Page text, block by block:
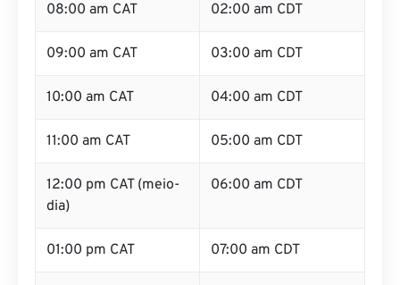
08:00 am CAT 02:00 am CDT
09:00 am CAT 03:00 am CDT
10:00 am CAT 04:00 am CDT
11:00 am CAT 05:00 am CDT
12:00 pm CAT (meio-
dia)
06:00 am CDT
01:00 pm CAT 07:00 am CDT